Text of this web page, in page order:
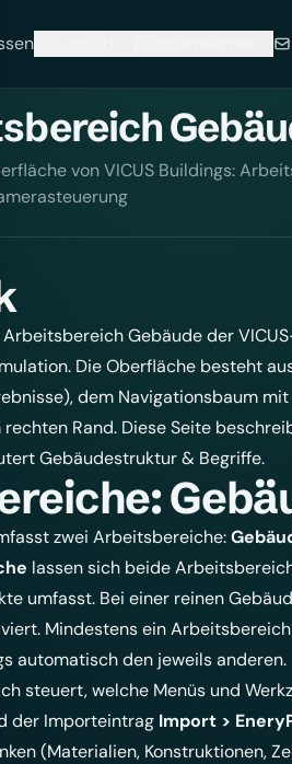
von VICUS Buildings:
Gebäude der
Die Oberfläche besteht
dem Navigationsbaum
Rand. Diese Seite
Gebäudestruktur & Begriffe.
zwei Arbeitsbereiche:
lassen sich beide
umfasst. Bei einer reinen
Mindestens ein
automatisch den jeweils anderen.
steuert, welche Menüs und
der Importeintrag Import >
(Materialien, Konstruktionen,